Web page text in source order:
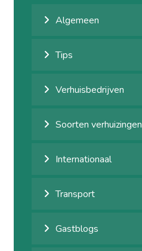
Algemeen
Tips
Verhuisbedrijven
Soorten verhuizingen
Internationaal
Transport
Gastblogs